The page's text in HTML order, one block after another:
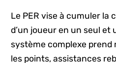
Le PER vise à cumuler
d’un joueur en un seul et
système complexe
les points, assistances